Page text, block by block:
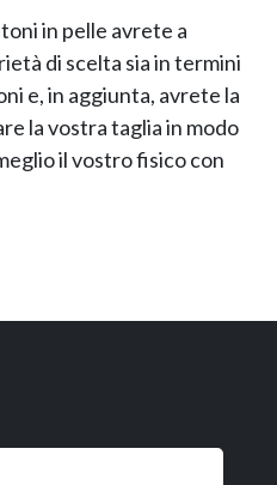
in pelle avrete a
di scelta sia in termini
e, in aggiunta, avrete la
la vostra taglia in modo
il vostro fisico con